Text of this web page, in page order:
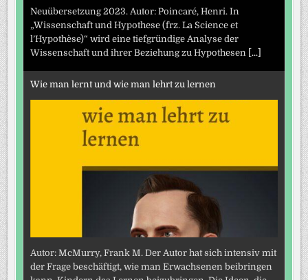
Neuübersetzung 2023. Autor: Poincaré, Henri. In
„Wissenschaft und Hypothese (frz. La Science et
l’Hypothèse)“ wird eine tiefgründige Analyse der
Wissenschaft und ihrer Beziehung zu Hypothesen
[...]
Wie man lernt und wie man lehrt zu lernen
Autor: McMurry, Frank M. Der Autor hat sich intensiv mit
der Frage beschäftigt, wie man Erwachsenen beibringen